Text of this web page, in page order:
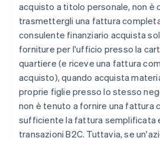
acquisto a titolo personale, non è
trasmettergli una fattura
consulente finanziario acquista
forniture per l'ufficio presso la
quartiere (e riceve una fattura
acquisto), quando acquista
proprie figlie presso lo stesso
non è tenuto a fornire una fattura
sufficiente la fattura semplificata
transazioni B2C. Tuttavia, se